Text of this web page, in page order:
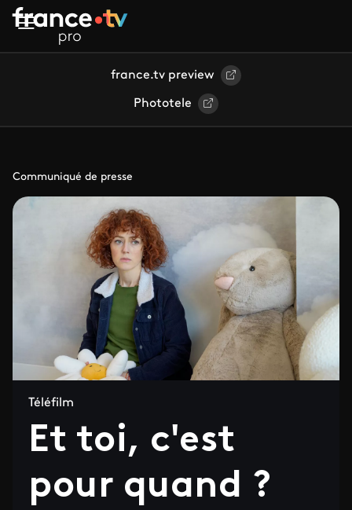
Aller au contenu principal
france.tv preview
Phototele
Communiqué de presse
Téléfilm
Et toi, c'est
pour quand ?